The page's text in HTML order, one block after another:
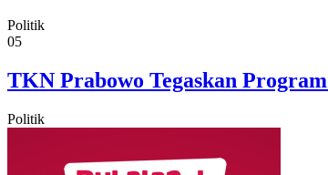
Politik
05
TKN Prabowo Tegaskan
Politik